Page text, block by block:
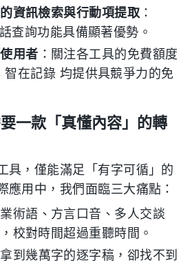
資訊檢索與行動項提取：
查詢功能具備顯著優勢。
用者 ：關注各工具的免費額度
智在記錄 均提供具競爭力的免
一款「真懂內容」的轉
具，僅能滿足「有字可循」的
應用中，我們面臨三大痛點：
業術語、方言口音、多人交談
校對時間超過重聽時間。
拿到幾萬字的逐字稿，卻找不到